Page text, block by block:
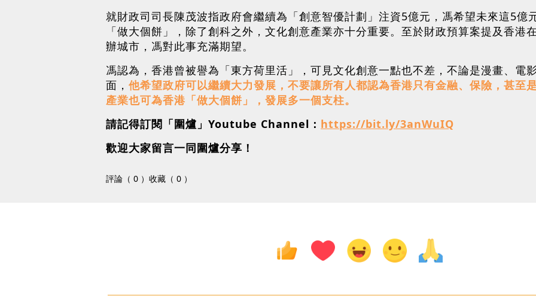
就財政司司長陳茂波指政府會繼續為「創意智優計劃」注資5億元，馮希望未來這5億
「做大個餅」，除了創科之外，文化創意產業亦十分重要。至於財政預算案提及香
辦城市，馮對此事充滿期望。
馮認為，香港曾被譽為「東方荷里活」，可見文化創意一點也不差，不論是漫畫、電
面， 他希望政府可以繼續大力發展，不要讓所有人都認為香港只有金融、保險，甚至
產業也可為香港「做大個餅」，發展多一個支柱。
請記得訂閱「圍爐」Youtube Channel： https://bit.ly/3anWuIQ
歡迎大家留言一同圍爐分享！
評論（ 0 ） 收藏（ 0 ）